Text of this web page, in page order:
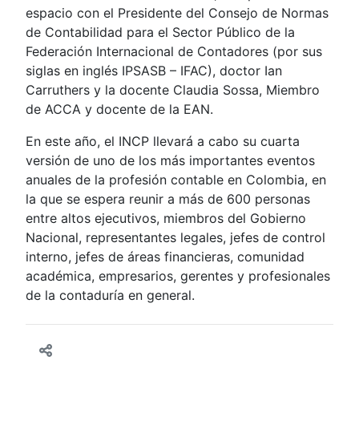
espacio con el Presidente del Consejo de Normas
de Contabilidad para el Sector Público de la
Federación Internacional de Contadores (por sus
siglas en inglés IPSASB – IFAC), doctor Ian
Carruthers y la docente Claudia Sossa, Miembro
de ACCA y docente de la EAN.
En este año, el INCP llevará a cabo su cuarta
versión de uno de los más importantes eventos
anuales de la profesión contable en Colombia, en
la que se espera reunir a más de 600 personas
entre altos ejecutivos, miembros del Gobierno
Nacional, representantes legales, jefes de control
interno, jefes de áreas financieras, comunidad
académica, empresarios, gerentes y profesionales
de la contaduría en general.